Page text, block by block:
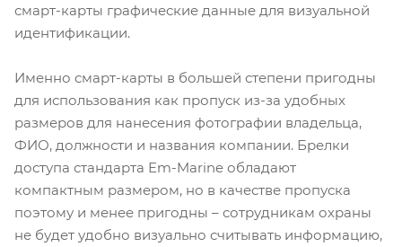
смарт-карты графические данные для визуальной
идентификации.
Именно смарт-карты в большей степени пригодны
для использования как пропуск из-за удобных
размеров для нанесения фотографии владельца,
ФИО, должности и названия компании. Брелки
доступа стандарта Em-Marine обладают
компактным размером, но в качестве пропуска
поэтому и менее пригодны – сотрудникам охраны
не будет удобно визуально считывать информацию,